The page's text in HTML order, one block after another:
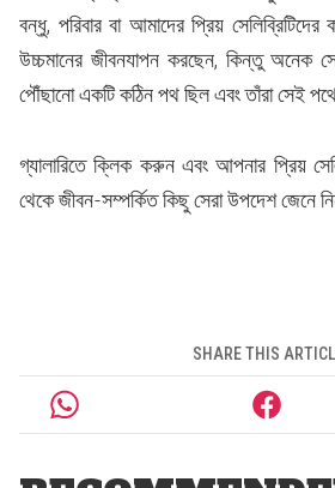
বন্ধু, পরিবার বা আমাদের প্রিয়
উচ্চমানের জীবনযাপন করছেন, কিন্তু অনেক
পৌঁছানো একটি কঠিন পথ ছিল এবং তাঁরা সেই
গ্যালারিতে ক্লিক করুন এবং আপনার প্রিয়
থেকে জীবন-সম্পর্কিত কিছু সেরা উপদেশ জেনে
SHARE THIS